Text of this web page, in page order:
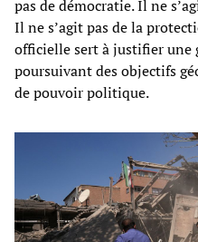
pas de démocratie. Il ne
Il ne s’agit pas de la
officielle sert à justifier une
poursuivant des objectifs
de pouvoir politique.